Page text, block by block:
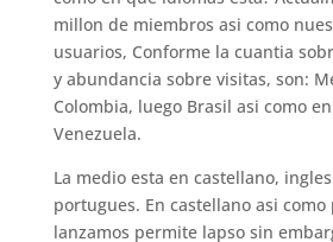
millon de miembros asi­ como
usuarios, Conforme la cuanti­a
y abundancia sobre visitas, son:
Colombia, luego Brasil asi­ como
Venezuela.
La medio esta en castellano,
portugues. En castellano asi­
lanzamos permite lapso sin